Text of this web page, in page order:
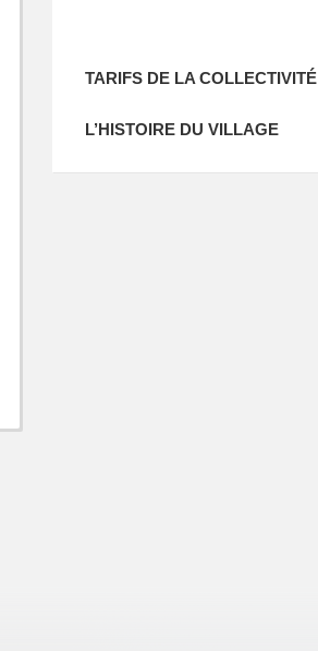
TARIFS DE LA COLLECTIVITÉ
L’HISTOIRE DU VILLAGE